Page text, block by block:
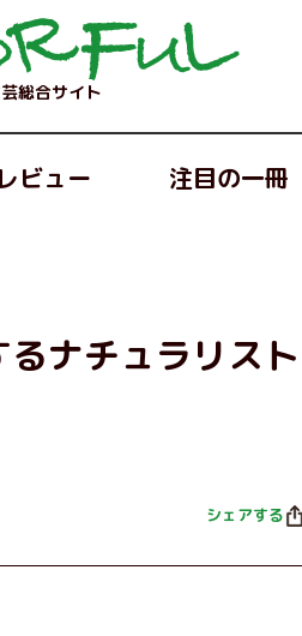
総合サイト
レビュー 注目の一冊
ナチュラリスト
シェアする